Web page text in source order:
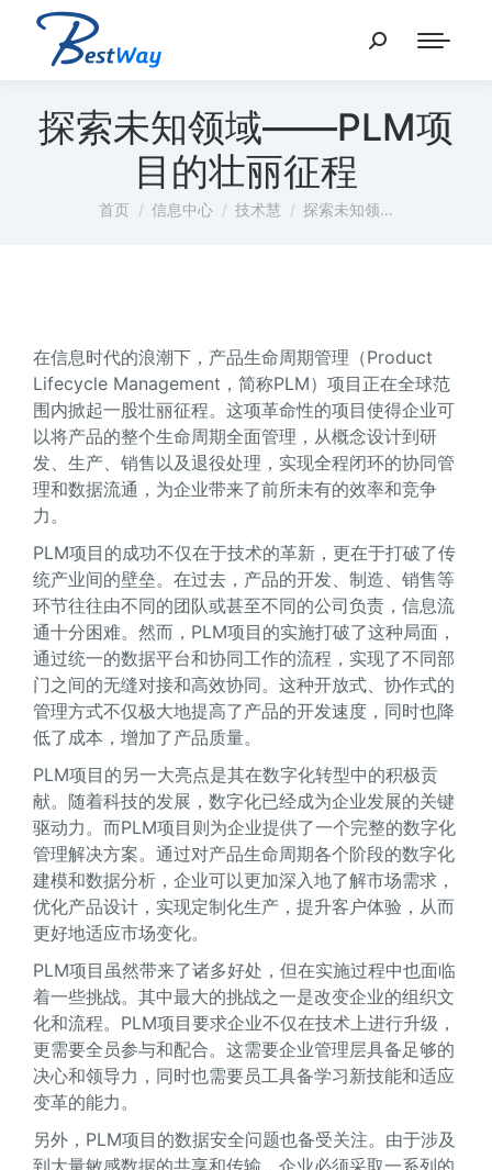
探索未知领域——PLM项
目的壮丽征程
您在这里：
首页 信息中心 技术慧 探索未知领…
在信息时代的浪潮下，产品生命周期管理（Product
Lifecycle Management，简称PLM）项目正在全球范
围内掀起一股壮丽征程。这项革命性的项目使得企业可
以将产品的整个生命周期全面管理，从概念设计到研
发、生产、销售以及退役处理，实现全程闭环的协同管
理和数据流通，为企业带来了前所未有的效率和竞争
力。
PLM项目的成功不仅在于技术的革新，更在于打破了传
统产业间的壁垒。在过去，产品的开发、制造、销售等
环节往往由不同的团队或甚至不同的公司负责，信息流
通十分困难。然而，PLM项目的实施打破了这种局面，
通过统一的数据平台和协同工作的流程，实现了不同部
门之间的无缝对接和高效协同。这种开放式、协作式的
管理方式不仅极大地提高了产品的开发速度，同时也降
低了成本，增加了产品质量。
PLM项目的另一大亮点是其在数字化转型中的积极贡
献。随着科技的发展，数字化已经成为企业发展的关键
驱动力。而PLM项目则为企业提供了一个完整的数字化
管理解决方案。通过对产品生命周期各个阶段的数字化
建模和数据分析，企业可以更加深入地了解市场需求，
优化产品设计，实现定制化生产，提升客户体验，从而
更好地适应市场变化。
PLM项目虽然带来了诸多好处，但在实施过程中也面临
着一些挑战。其中最大的挑战之一是改变企业的组织文
化和流程。PLM项目要求企业不仅在技术上进行升级，
更需要全员参与和配合。这需要企业管理层具备足够的
决心和领导力，同时也需要员工具备学习新技能和适应
变革的能力。
另外，PLM项目的数据安全问题也备受关注。由于涉及
到大量敏感数据的共享和传输，企业必须采取一系列的